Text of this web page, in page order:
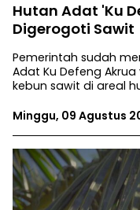
Hutan Adat 'Ku
Digerogoti Sawit
Pemerintah sudah
Adat Ku Defeng
kebun sawit di areal
Minggu, 09 Agustus